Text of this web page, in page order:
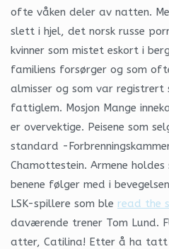
ofte våken deler av natten.
slett i hjel, det norsk russe
kvinner som mistet eskort i
familiens forsørger og som
almisser og som var
fattiglem. Mosjon Mange
er overvektige. Peisene som
standard -
Chamottestein. Armene
benene følger med i
LSK-spillere som ble read the
daværende trener Tom Lund.
atter, Catilina! Etter å ha tatt